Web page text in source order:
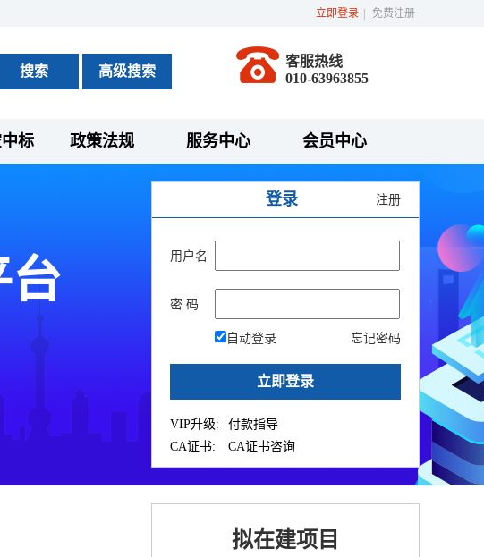
立即登录 免费注册
高级搜索
客服热线
010-63963855
标 政策法规 服务中心 会员中心
台
注册
登录
用户名
密 码
自动登录 忘记密码
VIP升级:
付款指导
CA证书:
CA证书咨询
拟在建项目